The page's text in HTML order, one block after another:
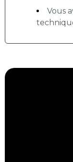
Vous